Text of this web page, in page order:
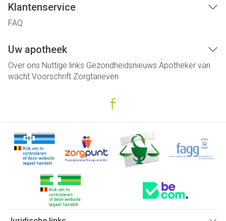
Klantenservice
FAQ
Uw apotheek
Over ons Nuttige links Gezondheidsnieuws Apotheker van
wacht Voorschrift Zorgtarieven